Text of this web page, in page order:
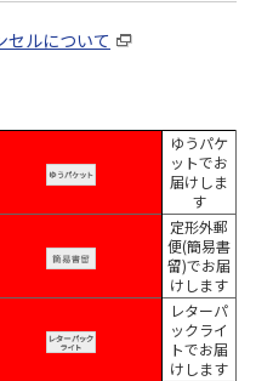
セルについて
ゆうパケ
ットでお
届けしま
す
定形外郵
便(簡易書
留)でお届
けします
レターパ
ックライ
トでお届
けします